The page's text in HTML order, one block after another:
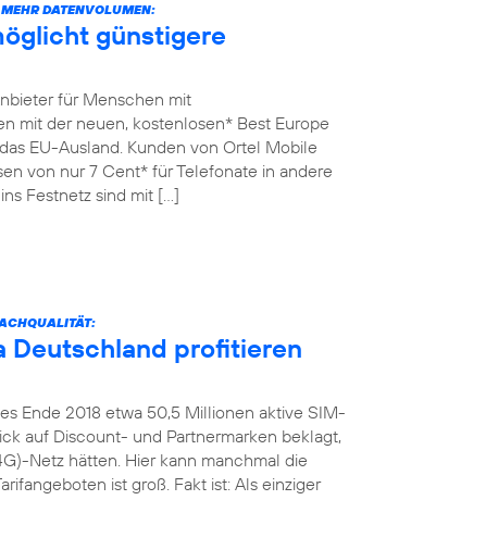
DATENVOLUMEN:
günstigere
für Menschen mit
mit der neuen, kostenlosen* Best Europe
EU-Ausland. Kunden von Ortel Mobile
von nur 7 Cent* für Telefonate in andere
Festnetz sind mit […]
Deutschland profitieren
Ende 2018 etwa 50,5 Millionen aktive SIM-
auf Discount- und Partnermarken beklagt,
Netz hätten. Hier kann manchmal die
ist groß. Fakt ist: Als einziger